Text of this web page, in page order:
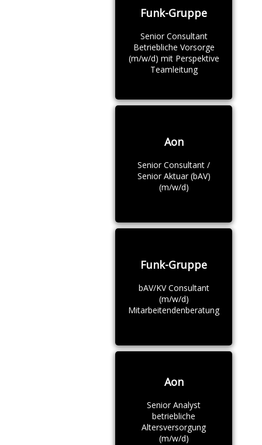
Funk-Gruppe
Senior Consultant
Betriebliche Vorsorge
(m/w/d) mit Perspektive
Teamleitung
Aon
Senior Consultant /
Senior Aktuar (bAV)
(m/w/d)
Funk-Gruppe
bAV/KV Consultant
(m/w/d)
Mitarbeitendenberatung
Aon
Senior Analyst
betriebliche
Altersversorgung
(m/w/d)